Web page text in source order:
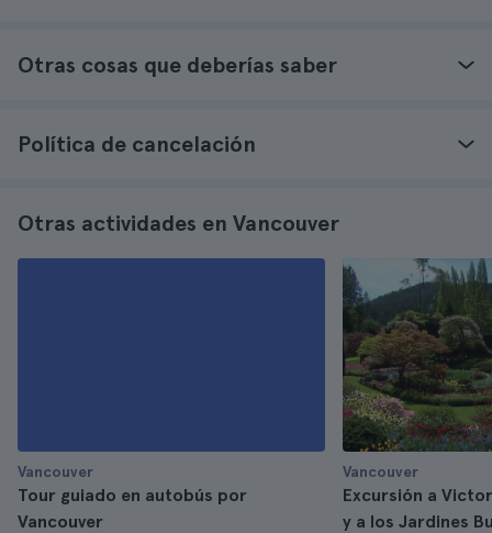
Otras cosas que deberías saber
Política de cancelación
Otras actividades en Vancouver
Vancouver
Tour guiado en autobús por
Vancouver
Vancouver
Excursión a
y a los Jardines